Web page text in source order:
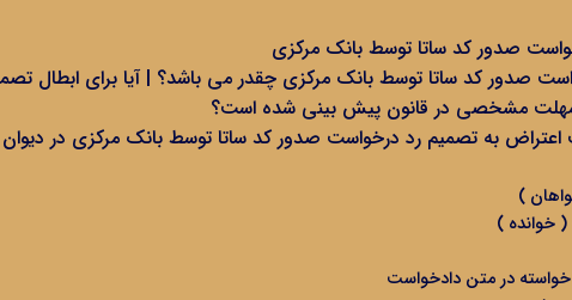
صدور کد ساتا توسط بانک مرکزی
صدور کد ساتا توسط بانک مرکزی چقدر می باشد؟ | آیا برای ابطال
مشخصی در قانون پیش بینی شده است؟
به تصمیم رد درخواست صدور کد ساتا توسط بانک مرکزی در
)
خوانده )
در متن دادخواست